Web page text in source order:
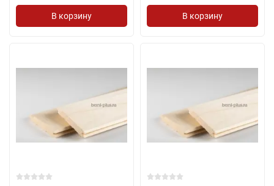
В корзину В корзину